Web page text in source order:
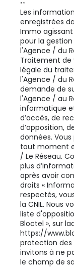
**
Les
enregistrées
Immo
pour la
l'Agence / du
Traitement de
légale du
l'Agence / du
demande de
l'Agence / au
informatique
d’accès, de
d’opposition,
données.
tout moment
/ Le Réseau.
plus
après avoir
droits «
respectés,
la CNIL. Nous
liste
Bloctel », sur
https://
protection des
invitons à ne
le champ de